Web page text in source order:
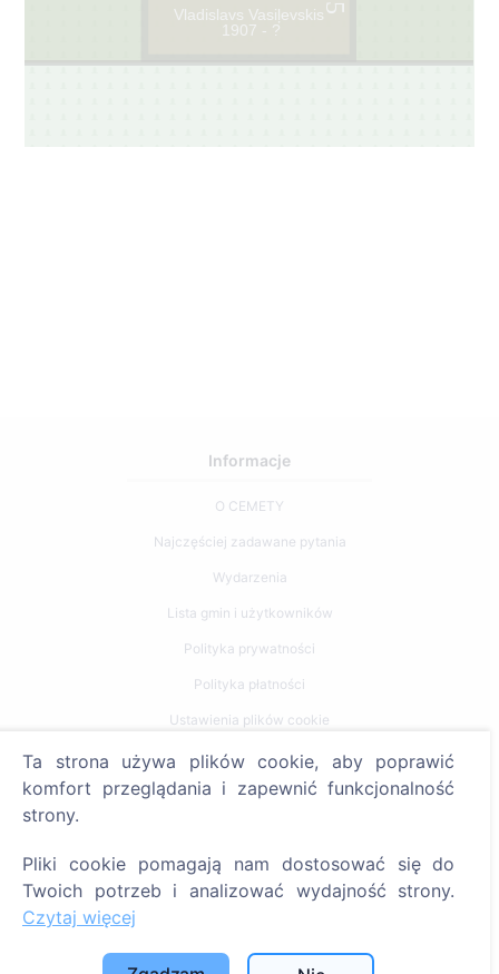
5
Vladislavs Vasiļevskis
1907 - ?
Informacje
O CEMETY
Najczęściej zadawane pytania
Wydarzenia
Lista gmin i użytkowników
Polityka prywatności
Polityka płatności
Ustawienia plików cookie
Szukaj
Usługi
Kontakty
Ta strona używa plików cookie, aby poprawić
komfort przeglądania i zapewnić funkcjonalność
strony.
Pliki cookie pomagają nam dostosować się do
Twoich potrzeb i analizować wydajność strony.
Czytaj więcej